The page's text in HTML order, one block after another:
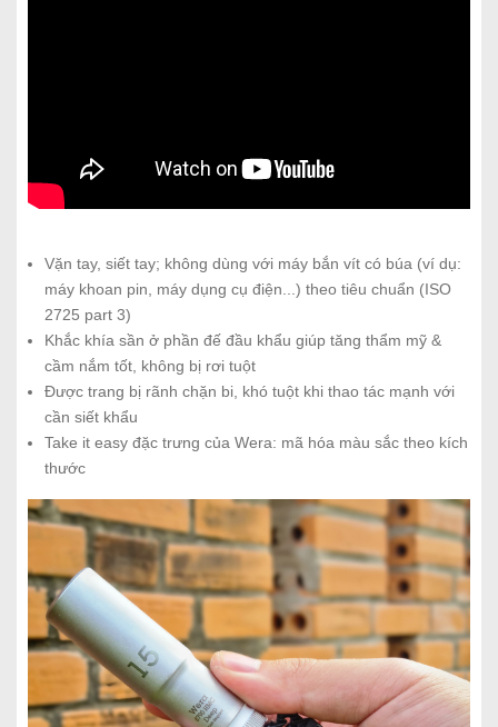
Vặn tay, siết tay; không dùng với máy bắn vít có búa (ví dụ:
máy khoan pin, máy dụng cụ điện...) theo tiêu chuẩn (ISO
2725 part 3)
Khắc khía sần ở phần đế đầu khẩu giúp tăng thẩm mỹ &
cầm nắm tốt, không bị rơi tuột
Được trang bị rãnh chặn bi, khó tuột khi thao tác mạnh với
cần siết khẩu
Take it easy đặc trưng của Wera: mã hóa màu sắc theo kích
thước